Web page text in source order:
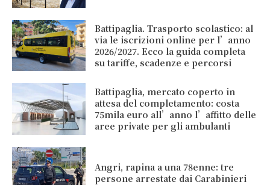
Battipaglia. Trasporto scolastico: al
via le iscrizioni online per l’anno
2026/2027. Ecco la guida completa
su tariffe, scadenze e percorsi
Battipaglia, mercato coperto in
attesa del completamento: costa
75mila euro all’anno l’affitto delle
aree private per gli ambulanti
Angri, rapina a una 78enne: tre
persone arrestate dai Carabinieri